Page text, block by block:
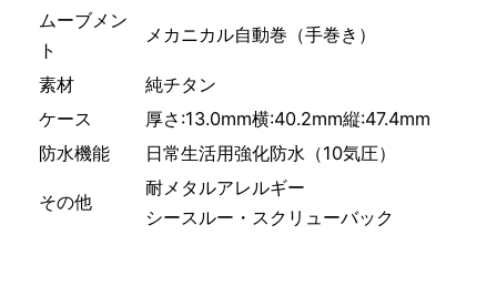
ムーブメン
ト
メカニカル自動巻（手巻き）
素材
純チタン
ケース
厚さ:13.0mm横:40.2mm縦:47.4mm
防水機能
日常生活用強化防水（10気圧）
その他
耐メタルアレルギー
シースルー・スクリューバック